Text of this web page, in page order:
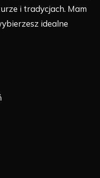
i tradycjach. Mam
idealne